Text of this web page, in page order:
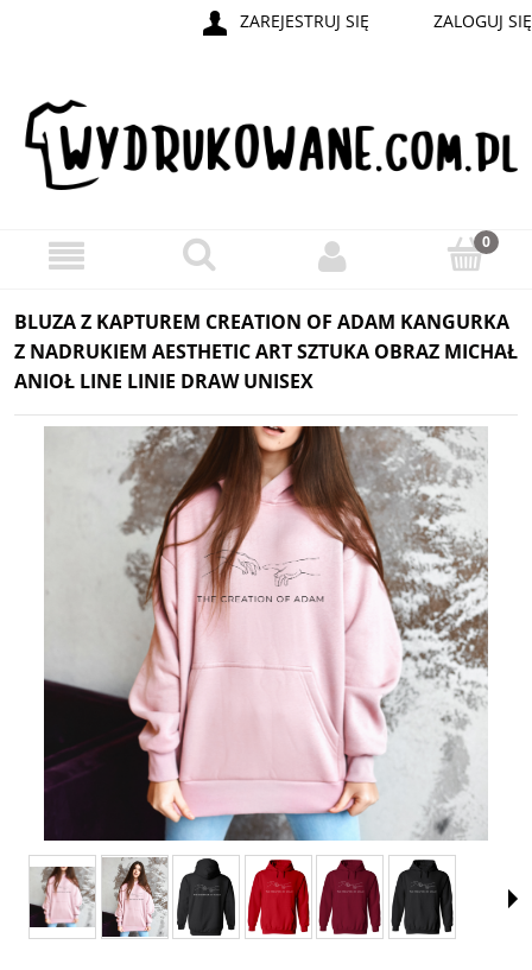
ZAREJESTRUJ SIĘ ZALOGUJ SIĘ
BLUZA Z KAPTUREM CREATION OF ADAM KANGURKA
Z NADRUKIEM AESTHETIC ART SZTUKA OBRAZ MICHAŁ
ANIOŁ LINE LINIE DRAW UNISEX